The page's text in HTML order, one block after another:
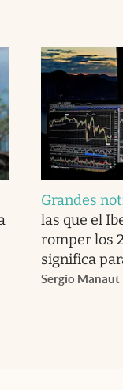
Grandes
las que el
romper los
significa
Sergio Manaut